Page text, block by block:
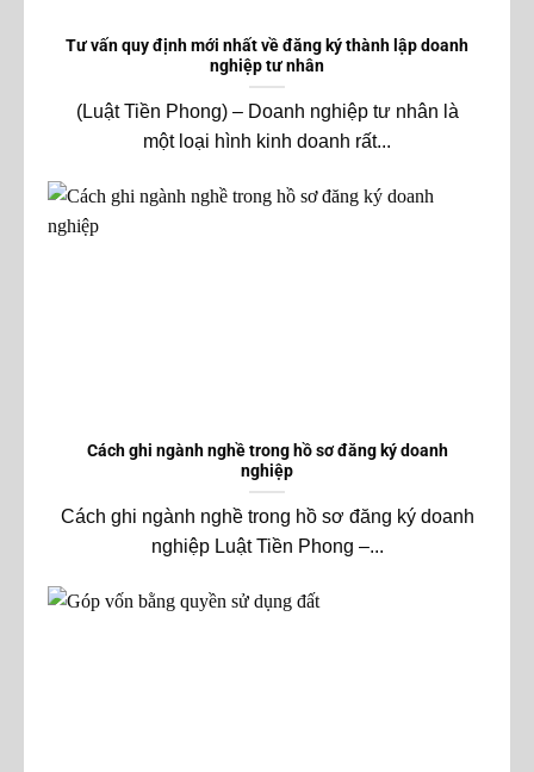
Tư vấn quy định mới nhất về đăng ký thành lập doanh
nghiệp tư nhân
(Luật Tiền Phong) – Doanh nghiệp tư nhân là
một loại hình kinh doanh rất...
Cách ghi ngành nghề trong hồ sơ đăng ký doanh
nghiệp
Cách ghi ngành nghề trong hồ sơ đăng ký doanh
nghiệp Luật Tiền Phong –...